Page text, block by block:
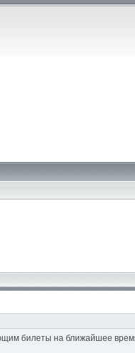
билеты на ближайшее